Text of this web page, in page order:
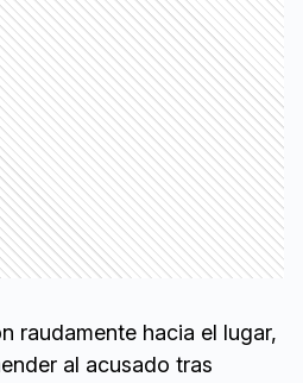
raudamente hacia el lugar,
al acusado tras